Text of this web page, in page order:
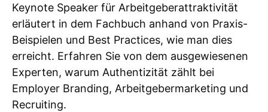
Keynote Speaker für Arbeitgeberattraktivität
erläutert in dem Fachbuch anhand von Praxis-
Beispielen und Best Practices, wie man dies
erreicht. Erfahren Sie von dem ausgewiesenen
Experten, warum Authentizität zählt bei
Employer Branding, Arbeitgebermarketing und
Recruiting.